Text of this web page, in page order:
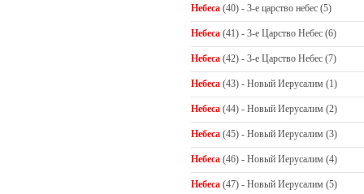
Небеса (40) - 3-е царство небес (5)
Небеса (41) - 3-е Царство Небес (6)
Небеса (42) - 3-е Царство Небес (7)
Небеса (43) - Новый Иерусалим (1)
Небеса (44) - Новый Иерусалим (2)
Небеса (45) - Новый Иерусалим (3)
Небеса (46) - Новый Иерусалим (4)
Небеса (47) - Новый Иерусалим (5)